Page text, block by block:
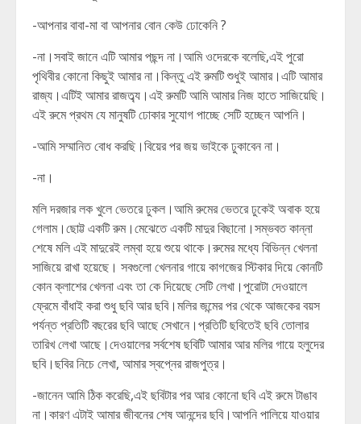
-আপনার বাবা-মা বা আপনার বোন কেউ ঢোকেনি ?
-না।সবাই জানে এটি আমার পছন্দ না।আমি ওদেরকে বলেছি,এই পুরো
পৃথিবীর কোনো কিছুই আমার না।কিন্তু এই রুমটি শুধুই আমার।এটি আমার
রাজ্য।এটিই আমার রাজত্ব্য।এই রুমটি আমি আমার নিজ হাতে সাজিয়েছি।
এই রুমে প্রথম যে মানুষটি ঢোকার সুযোগ পাচ্ছে সেটি হচ্ছেন আপনি।
-আমি সম্মানিত বোধ করছি।বিয়ের পর জয় ভাইকে ঢুকাবেন না।
-না।
মলি দরজার লক খুলে ভেতরে ঢুকল।আমি রুমের ভেতরে ঢুকেই অবাক হয়ে
গেলাম।ছোট্ট একটি রুম।মেঝেতে একটি মাদুর বিছানো।সম্ভবত কান্না
শেষে মলি এই মাদুরেই লম্বা হয়ে শুয়ে থাকে।রুমের মধ্যে বিভিন্ন খেলনা
সাজিয়ে রাখা হয়েছে। সবগুলো খেলনার গায়ে কাগজের স্টিকার দিয়ে কোনটি
কোন ক্লাশের খেলনা এবং তা কে দিয়েছে সেটি লেখা।পুরোটা দেওয়ালে
ফ্রেমে বাঁধাই করা শুধু ছবি আর ছবি।মলির জন্মের পর থেকে আজকের বয়স
পর্যন্ত প্রতিটি বছরের ছবি আছে সেখানে।প্রতিটি ছবিতেই ছবি তোলার
তারিখ লেখা আছে।দেওয়ালের সর্বশেষ ছবিটি আমার আর মলির গায়ে হলুদের
ছবি।ছবির নিচে লেখা, আমার স্বপ্নের রাজপুত্র।
-জানেন আমি ঠিক করেছি,এই ছবিটার পর আর কোনো ছবি এই রুমে টাঙাব
না।কারণ এটাই আমার জীবনের শেষ আনন্দের ছবি।আপনি পালিয়ে যাওয়ার